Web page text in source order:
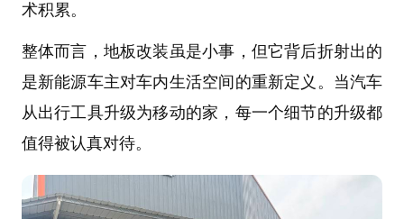
术积累。
整体而言，地板改装虽是小事，但它背后折射出的
是新能源车主对车内生活空间的重新定义。当汽车
从出行工具升级为移动的家，每一个细节的升级都
值得被认真对待。